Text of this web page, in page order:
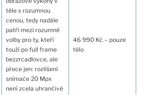
těle s rozumnou
cenou, tedy nadále
patří mezi rozumné
volby pro ty, kteří
touží po full frame
bezzrcadlovce, ale
přece jen: rozlišení
snímače 20 Mpx
není zcela uhrančivé
46 990 Kč – pouze
tělo